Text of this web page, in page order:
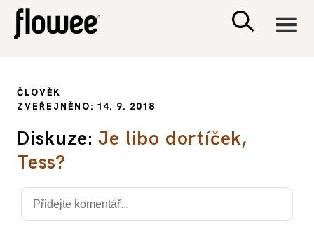
RODINA A DĚTI
ČLOVĚK
ZVEŘEJNĚNO: 14. 9. 2018
Diskuze:Je libo dortíček,
Tess?